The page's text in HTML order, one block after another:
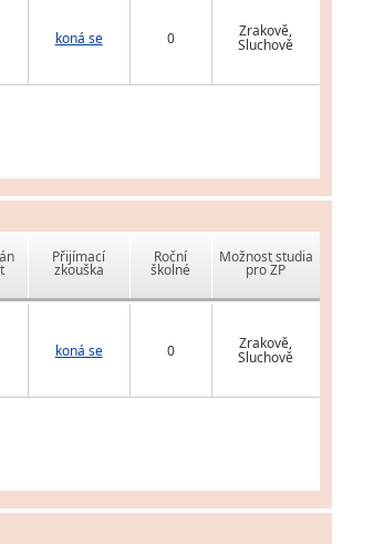
koná se 0 Zrakově,
Sluchově
Přijímací
zkouška
Roční
školné
Možnost studia
pro ZP
koná se 0 Zrakově,
Sluchově